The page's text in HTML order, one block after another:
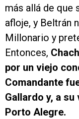
más allá de que
afloje, y Beltrán
Millonario y
Entonces,
por un viejo
Comandante
Gallardo y, a
Porto Alegre.